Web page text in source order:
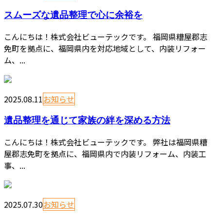
スムーズな遺品整理で心に余裕を
こんにちは！株式会社ビューテックです。 福岡県糟屋郡志
免町を拠点に、福岡県内を対応地域として、内装リフォー
ム、...
2025.08.11お知らせ
遺品整理を通じて家族の絆を深める方法
こんにちは！株式会社ビューテックです。 弊社は福岡県糟
屋郡志免町を拠点に、福岡県内で内装リフォーム、内装工
事、...
2025.07.30お知らせ